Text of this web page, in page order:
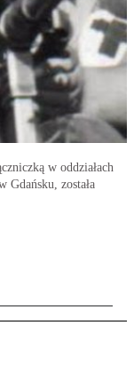
w oddziałach
Gdańsku, została